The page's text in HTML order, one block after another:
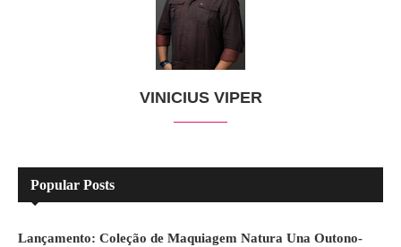
VINICIUS VIPER
Popular Posts
Lançamento: Coleção de Maquiagem Natura Una Outono-